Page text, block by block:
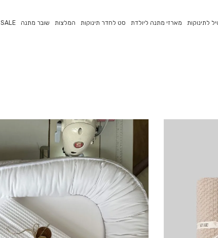
לתינוקות מארזי מתנה ליולדת סט לחדר תינוקות המלצות שובר מתנה SALE